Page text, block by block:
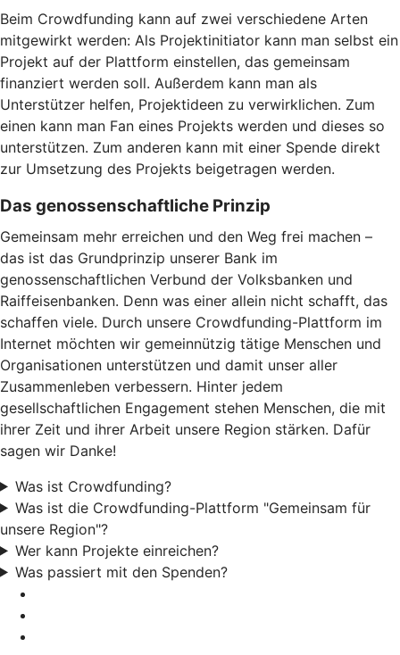
Beim Crowdfunding kann auf zwei verschiedene Arten
mitgewirkt werden: Als Projektinitiator kann man selbst ein
Projekt auf der Plattform einstellen, das gemeinsam
finanziert werden soll. Außerdem kann man als
Unterstützer helfen, Projektideen zu verwirklichen. Zum
einen kann man Fan eines Projekts werden und dieses so
unterstützen. Zum anderen kann mit einer Spende direkt
zur Umsetzung des Projekts beigetragen werden.
Das genossenschaftliche Prinzip
Gemeinsam mehr erreichen und den Weg frei machen –
das ist das Grundprinzip unserer Bank im
genossenschaftlichen Verbund der Volksbanken und
Raiffeisenbanken. Denn was einer allein nicht schafft, das
schaffen viele. Durch unsere Crowdfunding-Plattform im
Internet möchten wir gemeinnützig tätige Menschen und
Organisationen unterstützen und damit unser aller
Zusammenleben verbessern. Hinter jedem
gesellschaftlichen Engagement stehen Menschen, die mit
ihrer Zeit und ihrer Arbeit unsere Region stärken. Dafür
sagen wir Danke!
Was ist Crowdfunding?
Was ist die Crowdfunding-Plattform "Gemeinsam für
unsere Region"?
Wer kann Projekte einreichen?
Was passiert mit den Spenden?